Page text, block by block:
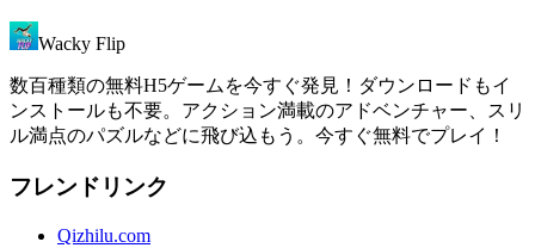
Wacky Flip
数百種類の無料H5ゲームを今すぐ発見！ダウンロードもイ
ンストールも不要。アクション満載のアドベンチャー、スリ
ル満点のパズルなどに飛び込もう。今すぐ無料でプレイ！
フレンドリンク
Qizhilu.com